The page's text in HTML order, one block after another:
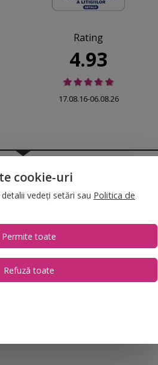
Rating
4.93
17.08.16-06.08.26
•Gestionează preferințe cookies
0754.069.667
cookie-uri
vedeți setări sau Politica de
Permite toate
Refuză toate